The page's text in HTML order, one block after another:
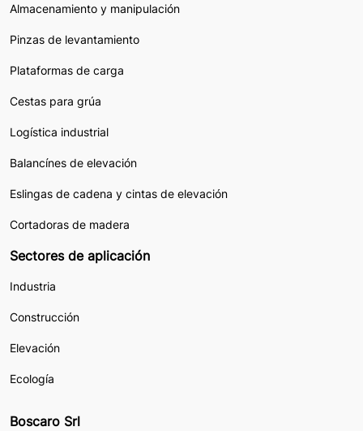
Almacenamiento y manipulación
Pinzas de levantamiento
Plataformas de carga
Cestas para grúa
Logística industrial
Balancínes de elevación
Eslingas de cadena y cintas de elevación
Cortadoras de madera
Sectores de aplicación
Industria
Construcción
Elevación
Ecología
Boscaro Srl